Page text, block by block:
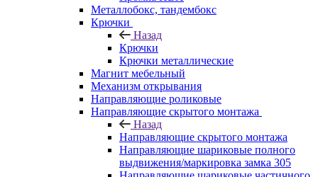
Металлобокс, тандембокс
Крючки
Назад
Крючки
Крючки металлические
Магнит мебельный
Механизм открывания
Направляющие роликовые
Направляющие скрытого монтажа
Назад
Направляющие скрытого монтажа
Направляющие шариковые полного
выдвижения/маркировка замка 305